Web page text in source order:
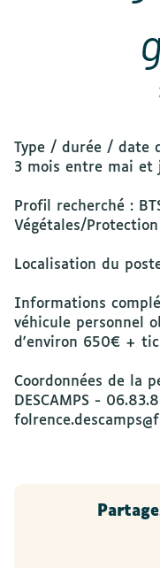
Type / durée / date
3 mois entre mai et
Profil recherché :
Végétales/
Localisation du
Informations
véhicule personnel
d'environ 650€ +
Coordonnées de la
DESCAMPS -